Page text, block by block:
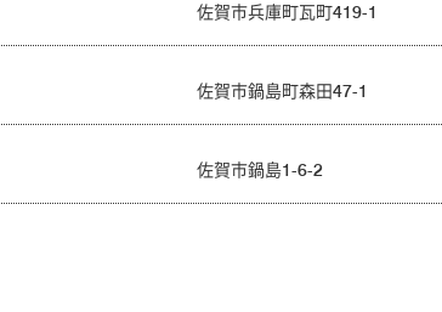
佐賀市兵庫町瓦町419-1
佐賀市鍋島町森田47-1
佐賀市鍋島1-6-2